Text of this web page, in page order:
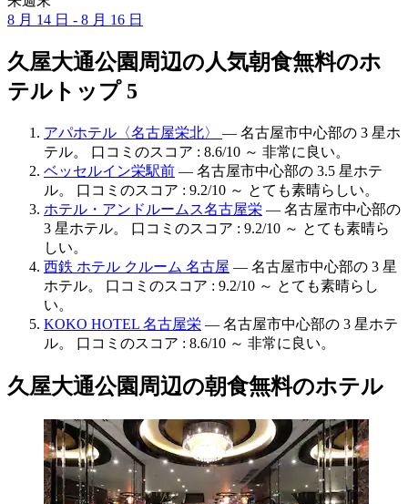
8 月 14 日 - 8 月 16 日
久屋大通公園周辺の人気朝食無料のホ
テルトップ 5
アパホテル〈名古屋栄北〉 — 名古屋市中心部の 3 星ホ
テル。 口コミのスコア : 8.6/10 ～ 非常に良い。
ベッセルイン栄駅前 — 名古屋市中心部の 3.5 星ホテ
ル。 口コミのスコア : 9.2/10 ～ とても素晴らしい。
ホテル・アンドルームス名古屋栄 — 名古屋市中心部の
3 星ホテル。 口コミのスコア : 9.2/10 ～ とても素晴ら
しい。
西鉄 ホテル クルーム 名古屋 — 名古屋市中心部の 3 星
ホテル。 口コミのスコア : 9.2/10 ～ とても素晴らし
い。
KOKO HOTEL 名古屋栄 — 名古屋市中心部の 3 星ホテ
ル。 口コミのスコア : 8.6/10 ～ 非常に良い。
久屋大通公園周辺の朝食無料のホテル